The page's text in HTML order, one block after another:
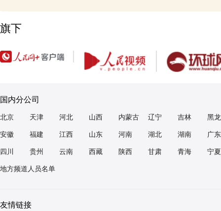
旗下
国内分公司
北京 天津 河北 山西 内蒙古 辽宁 吉林 黑
安徽 福建 江西 山东 河南 湖北 湖南 广东
四川 贵州 云南 西藏 陕西 甘肃 青海 宁夏
地方频道人员名单
友情链接